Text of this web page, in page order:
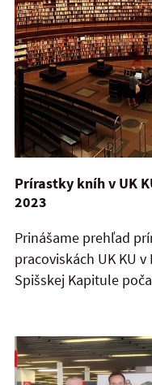
Prírastky kníh v UK
2023
Prinášame prehľad
pracoviskách UK KU
Spišskej Kapitule